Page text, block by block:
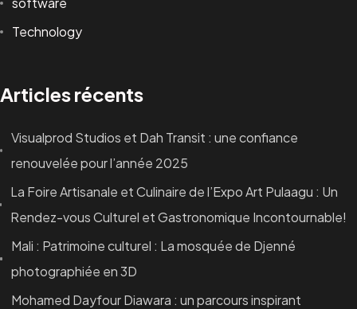
Technology
Articles récents
Visualprod Studios et Dah Transit : une confiance
renouvelée pour l’année 2025
La Foire Artisanale et Culinaire de l’Expo Art Pulaagu : Un
Rendez-vous Culturel et Gastronomique Incontournable!
Mali : Patrimoine culturel : La mosquée de Djenné
photographiée en 3D
Mohamed Dayfour Diawara : un parcours inspirant